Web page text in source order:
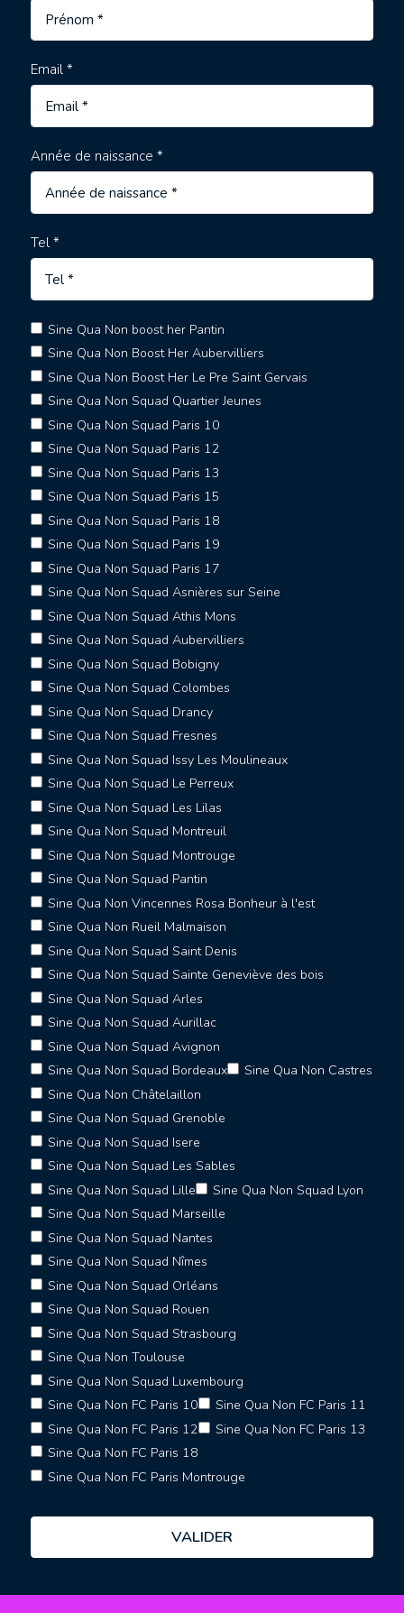
Email *
Année de naissance *
Tel *
Sine Qua Non boost her Pantin
Sine Qua Non Boost Her Aubervilliers
Sine Qua Non Boost Her Le Pre Saint Gervais
Sine Qua Non Squad Quartier Jeunes
Sine Qua Non Squad Paris 10
Sine Qua Non Squad Paris 12
Sine Qua Non Squad Paris 13
Sine Qua Non Squad Paris 15
Sine Qua Non Squad Paris 18
Sine Qua Non Squad Paris 19
Sine Qua Non Squad Paris 17
Sine Qua Non Squad Asnières sur Seine
Sine Qua Non Squad Athis Mons
Sine Qua Non Squad Aubervilliers
Sine Qua Non Squad Bobigny
Sine Qua Non Squad Colombes
Sine Qua Non Squad Drancy
Sine Qua Non Squad Fresnes
Sine Qua Non Squad Issy Les Moulineaux
Sine Qua Non Squad Le Perreux
Sine Qua Non Squad Les Lilas
Sine Qua Non Squad Montreuil
Sine Qua Non Squad Montrouge
Sine Qua Non Squad Pantin
Sine Qua Non Vincennes Rosa Bonheur à l'est
Sine Qua Non Rueil Malmaison
Sine Qua Non Squad Saint Denis
Sine Qua Non Squad Sainte Geneviève des bois
Sine Qua Non Squad Arles
Sine Qua Non Squad Aurillac
Sine Qua Non Squad Avignon
Sine Qua Non Squad Bordeaux
Sine Qua Non Castres
Sine Qua Non Châtelaillon
Sine Qua Non Squad Grenoble
Sine Qua Non Squad Isere
Sine Qua Non Squad Les Sables
Sine Qua Non Squad Lille
Sine Qua Non Squad Lyon
Sine Qua Non Squad Marseille
Sine Qua Non Squad Nantes
Sine Qua Non Squad Nîmes
Sine Qua Non Squad Orléans
Sine Qua Non Squad Rouen
Sine Qua Non Squad Strasbourg
Sine Qua Non Toulouse
Sine Qua Non Squad Luxembourg
Sine Qua Non FC Paris 10
Sine Qua Non FC Paris 11
Sine Qua Non FC Paris 12
Sine Qua Non FC Paris 13
Sine Qua Non FC Paris 18
Sine Qua Non FC Paris Montrouge